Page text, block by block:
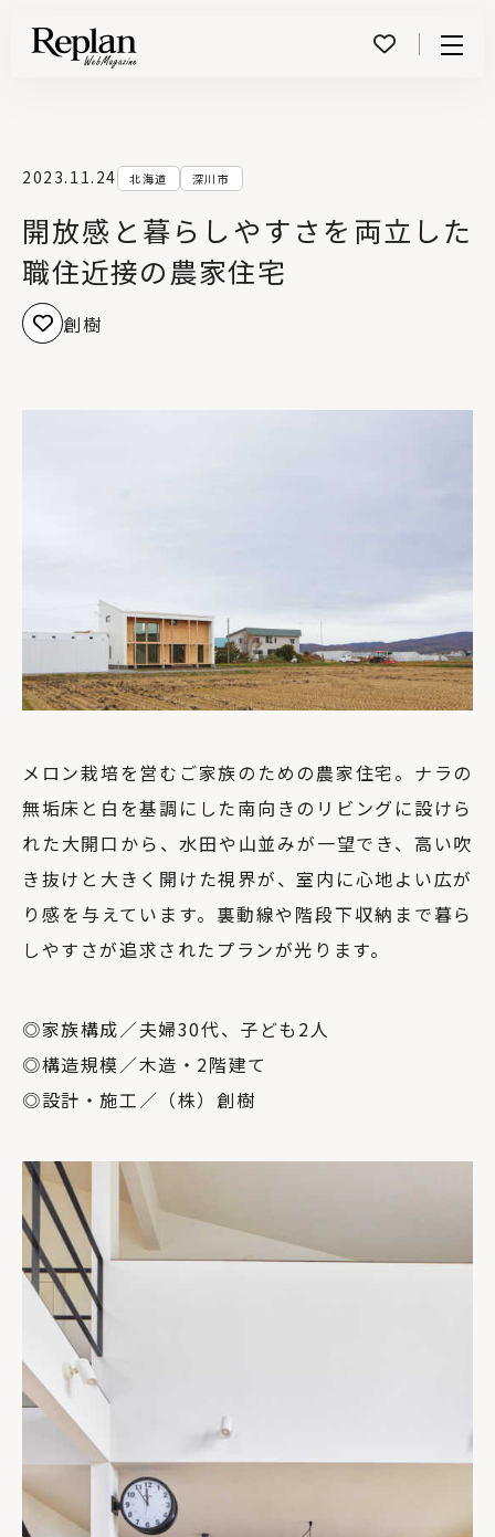
開放感と暮らしやすさを両立した
職住近接の農家住宅
2023.11.24 北海道 深川市
創樹
メロン栽培を営むご家族のための農家住宅。ナラの
無垢床と白を基調にした南向きのリビングに設けら
れた大開口から、水田や山並みが一望でき、高い吹
き抜けと大きく開けた視界が、室内に心地よい広が
り感を与えています。裏動線や階段下収納まで暮ら
しやすさが追求されたプランが光ります。
◎家族構成／夫婦30代、子ども2人
◎構造規模／木造・2階建て
◎設計・施工／（株）創樹